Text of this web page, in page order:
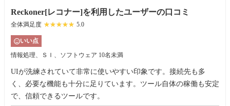
Reckoner[レコナー]を利用したユーザーの口コミ
全体満足度 ☆☆☆☆☆
★★★★★ 5.0
いい点
情報処理、ＳＩ、ソフトウェア 10名未満
UIが洗練されていて非常に使いやすい印象です。接続先も多
く、必要な機能も十分に足りています。ツール自体の稼働も安定
で、信頼できるツールです。